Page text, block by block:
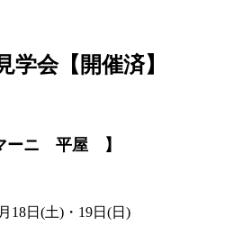
学会【開催済】
ーニ 平屋 】
18日(土)・19日(日)